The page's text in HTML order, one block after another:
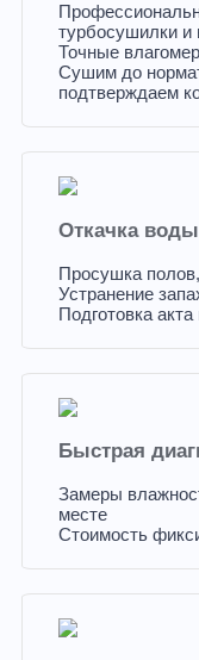
турбосушилки и
Точные
Сушим до
подтверждаем
Откачка
Просушка
Устранение
Подготовка
Быстрая
Замеры
месте
Стоимость